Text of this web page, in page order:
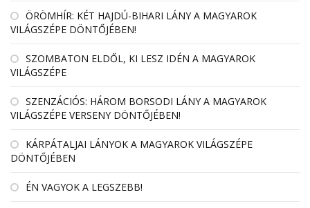
ÖRÖMHÍR: KÉT HAJDÚ-BIHARI LÁNY A MAGYAROK
VILÁGSZÉPE DÖNTŐJÉBEN!
SZOMBATON ELDŐL, KI LESZ IDÉN A MAGYAROK
VILÁGSZÉPE
SZENZÁCIÓS: HÁROM BORSODI LÁNY A MAGYAROK
VILÁGSZÉPE VERSENY DÖNTŐJÉBEN!
KÁRPÁTALJAI LÁNYOK A MAGYAROK VILÁGSZÉPE
DÖNTŐJÉBEN
ÉN VAGYOK A LEGSZEBB!